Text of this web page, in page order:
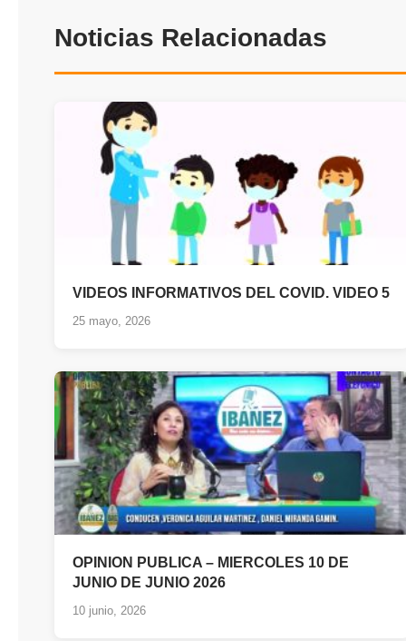
Noticias Relacionadas
VIDEOS INFORMATIVOS DEL COVID. VIDEO 5
25 mayo, 2026
OPINION PUBLICA – MIERCOLES 10 DE
JUNIO DE JUNIO 2026
10 junio, 2026